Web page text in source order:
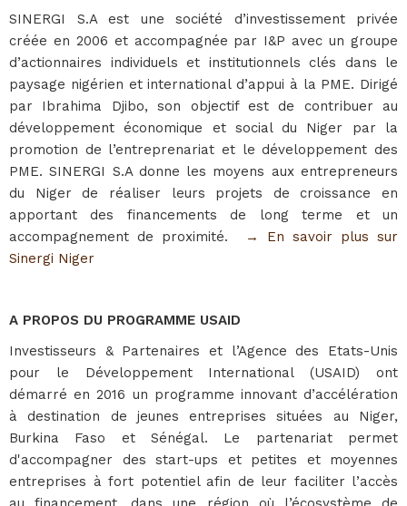
SINERGI S.A est une société d’investissement privée
créée en 2006 et accompagnée par I&P avec un groupe
d’actionnaires individuels et institutionnels clés dans le
paysage nigérien et international d’appui à la PME. Dirigé
par Ibrahima Djibo, son objectif est de contribuer au
développement économique et social du Niger par la
promotion de l’entreprenariat et le développement des
PME. SINERGI S.A donne les moyens aux entrepreneurs
du Niger de réaliser leurs projets de croissance en
apportant des financements de long terme et un
accompagnement de proximité.
→​ En savoir plus sur
Sinergi Niger
A PROPOS DU PROGRAMME USAID
Investisseurs & Partenaires et l’Agence des Etats-Unis
pour le Développement International (USAID) ont
démarré en 2016 un programme innovant d’accélération
à destination de jeunes entreprises situées au Niger,
Burkina Faso et Sénégal. Le partenariat permet
d'accompagner des start-ups et petites et moyennes
entreprises à fort potentiel afin de leur faciliter l’accès